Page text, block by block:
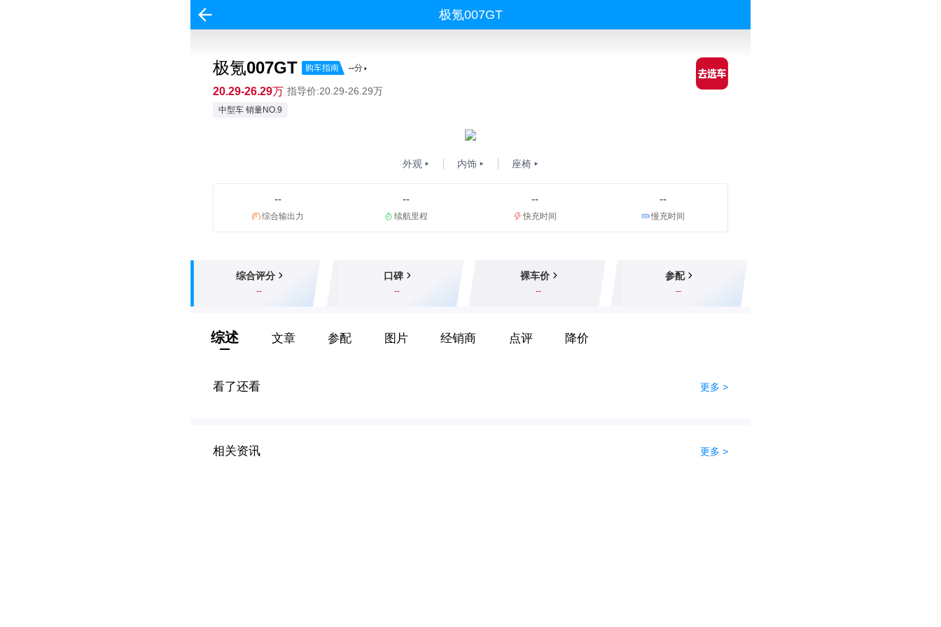
极氪007GT
极氪007GT 购车指南 --分
20.29-26.29万 指导价:20.29-26.29万
中型车 销量NO.9
外观 内饰 座椅
--
综合输出力
--
续航里程
--
快充时间
--
慢充时间
综合评分
--
口碑
--
裸车价
--
参配
--
综述 文章 参配 图片 经销商 点评 降价
看了还看 更多 >
相关资讯 更多 >